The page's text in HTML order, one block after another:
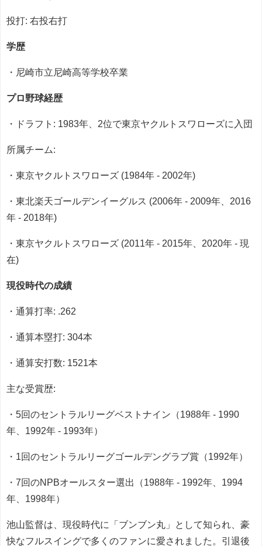
投打: 右投右打
学歴
・尼崎市立尼崎高等学校卒業
プロ野球経歴
・ドラフト: 1983年、2位で東京ヤクルトスワローズに入団
所属チーム:
・東京ヤクルトスワローズ (1984年 - 2002年)
・東北楽天ゴールデンイーグルス (2006年 - 2009年、2016
年 - 2018年)
・東京ヤクルトスワローズ (2011年 - 2015年、2020年 - 現
在)
現役時代の成績
・通算打率: .262
・通算本塁打: 304本
・通算安打数: 1521本
主な受賞歴:
・5回のセントラルリーグベストナイン（1988年 - 1990
年、1992年 - 1993年）
・1回のセントラルリーグゴールデングラブ賞（1992年）
・7回のNPBオールスター選出（1988年 - 1992年、1994
年、1998年）
池山監督は、現役時代に「ブンブン丸」として知られ、豪
快なフルスイングで多くのファンに愛されました。引退後